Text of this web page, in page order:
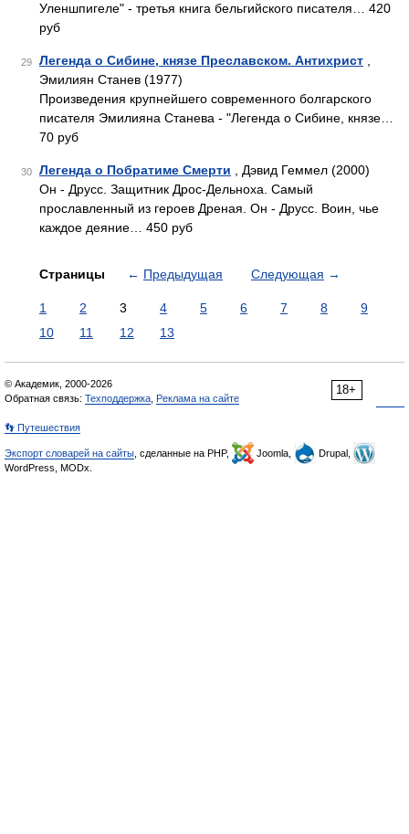
Уленшпигеле" - третья книга бельгийского писателя… 420
руб
29 Легенда о Сибине, князе Преславском. Антихрист
Эмилиян Станев (1977)
Произведения крупнейшего современного болгарского
писателя Эмилияна Станева - "Легенда о Сибине, князе…
70 руб
30 Легенда о Побратиме Смерти , Дэвид Геммел (2000)
Он - Друсс. Защитник Дрос-Дельноха. Самый
прославленный из героев Дреная. Он - Друсс. Воин, чье
каждое деяние… 450 руб
Страницы ← Предыдущая Следующая →
1 2 3 4 5 6 7 8
9
10
11 12 13
18+
© Академик, 2000-2026
Обратная связь: Техподдержка Реклама на сайте
👣 Путешествия
Экспорт словарей на сайты , сделанные на PHP, Joomla,
Drupal,
WordPress, MODx.